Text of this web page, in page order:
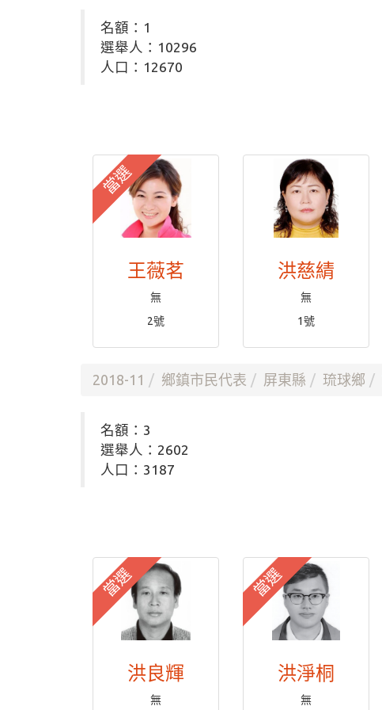
名額：1
選舉人：10296
人口：12670
當選
王薇茗
無
2號
洪慈綪
無
1號
2018-11 鄉鎮市民代表 屏東縣 琉球鄉
名額：3
選舉人：2602
人口：3187
當選
洪良輝
無
當選
洪淨桐
無